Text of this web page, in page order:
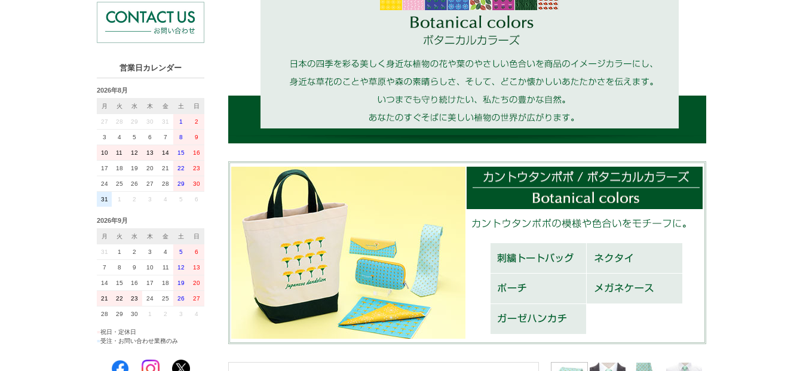
営業日カレンダー
2026年8月
月 火 水 木 金 土 日
27 28 29 30 31 1 2
3 4 5 6 7 8 9
10 11 12 13 14 15 16
17 18 19 20 21 22 23
24 25 26 27 28 29 30
31 1 2 3 4 5 6
2026年9月
月 火 水 木 金 土 日
31 1 2 3 4 5 6
7 8 9 10 11 12 13
14 15 16 17 18 19 20
21 22 23 24 25 26 27
28 29 30 1 2 3 4
祝日・定休日
■受注・お問い合わせ業務のみ